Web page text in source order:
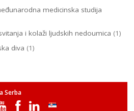
medicinska studija
i kolaži ljudskih nedoumica (1)
diva (1)
Serba